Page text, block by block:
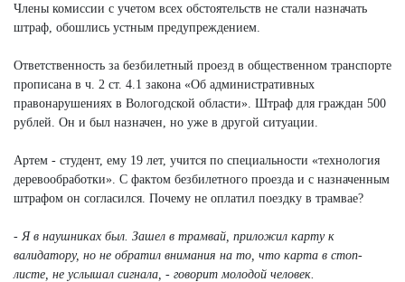
Члены комиссии с учетом всех обстоятельств не стали назначать
штраф, обошлись устным предупреждением.
Ответственность за безбилетный проезд в общественном транспорте
прописана в ч. 2 ст. 4.1 закона «Об административных
правонарушениях в Вологодской области». Штраф для граждан 500
рублей. Он и был назначен, но уже в другой ситуации.
Артем - студент, ему 19 лет, учится по специальности «технология
деревообработки». С фактом безбилетного проезда и с назначенным
штрафом он согласился. Почему не оплатил поездку в трамвае?
- Я в наушниках был. Зашел в трамвай, приложил карту к
валидатору, но не обратил внимания на то, что карта в стоп-
листе, не услышал сигнала, - говорит молодой человек.